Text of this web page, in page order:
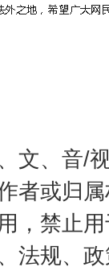
文、音/
者或归
，禁止
法规、